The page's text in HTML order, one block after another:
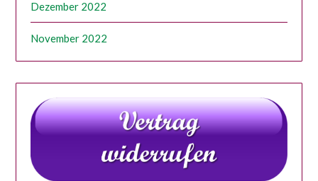
Dezember 2022
November 2022